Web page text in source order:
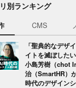
別ランキング
CMS
「聖典的なデザ
イトを滅ぼした
小島芳樹（chot
治（SmartHR）
時代のデザイン